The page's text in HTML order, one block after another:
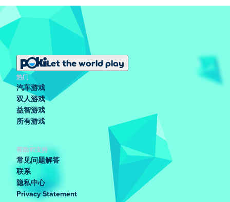
Let the world play
热门
汽车游戏
双人游戏
益智游戏
所有游戏
帮助和支持
常见问题解答
联系
隐私中心
Privacy Statement